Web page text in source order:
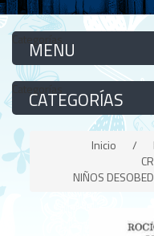
Categorías
Categorías
Inicio /
NIÑOS